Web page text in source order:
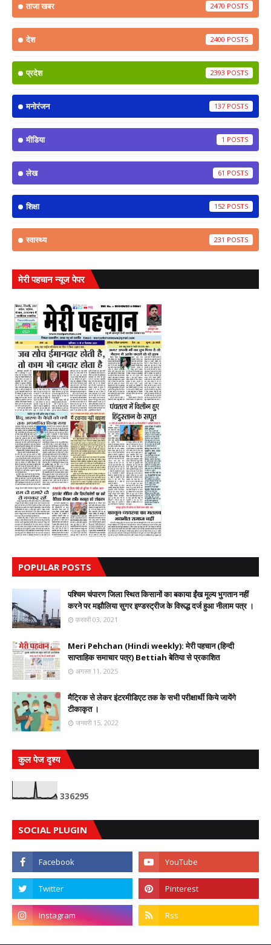
ताजा खबर 2470
देश 2400
प्रदेश 2393
मनोरंजन 137
मीडिया 1
लेख 61
शिक्षा 152
स्वास्थ्य 231
मेरी पहचान न्यूज पेपर
POPULAR POSTS
पश्चिम चंपारण जिला स्थित किसानों का बकाया ईंख मूल्य भुगतान नहीं
करने पर मझौलिया सुगर इण्डस्ट्रीज के विरूद्ध दर्ज हुआ नीलाम पत्र ।
फ़रवरी 03, 2021
Meri Pehchan (Hindi weekly): मेरी पहचान (हिन्दी
साप्ताहिक समाचार पत्र) Bettiah बेतिया से प्रकाशित
अगस्त 11, 2025
मैट्रिक से लेकर इंटरमीडिएट तक के सभी परीक्षार्थी किये जायेंगे
टीकाकृत ।
जनवरी 15, 2022
कुल पेज दृश्य
336295
SOCIAL PLUGIN